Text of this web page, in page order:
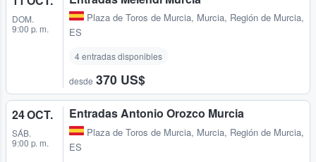
DOM.
9:00 p. m.
Plaza de Toros de Murcia, Murcia, Región de Murcia,
ES
4 entradas disponibles
desde 370 US$
24 OCT.
SÁB.
9:00 p. m.
Entradas Antonio Orozco Murcia
Plaza de Toros de Murcia, Murcia, Región de Murcia,
ES